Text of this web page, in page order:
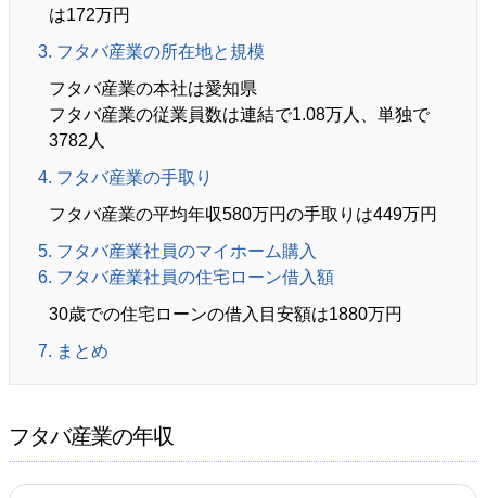
は172万円
3. フタバ産業の所在地と規模
フタバ産業の本社は愛知県
フタバ産業の従業員数は連結で1.08万人、単独で
3782人
4. フタバ産業の手取り
フタバ産業の平均年収580万円の手取りは449万円
5. フタバ産業社員のマイホーム購入
6. フタバ産業社員の住宅ローン借入額
30歳での住宅ローンの借入目安額は1880万円
7. まとめ
フタバ産業の年収